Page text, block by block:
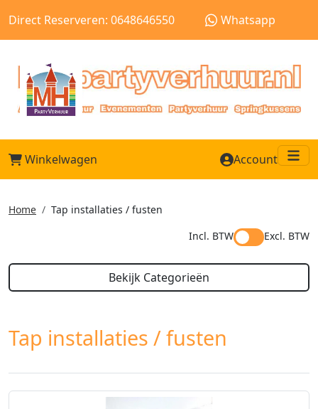
Direct Reserveren: 0648646550 Whatsapp
Winkelwagen Account
Home
Tap installaties / fusten
Incl. BTW
Excl. BTW
Bekijk Categorieën
Tap installaties / fusten